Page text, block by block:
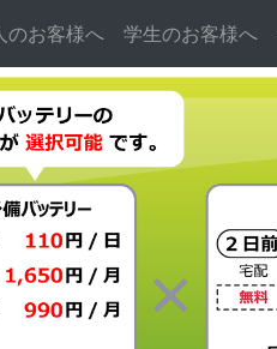
のお客様へ 学生のお客様へ